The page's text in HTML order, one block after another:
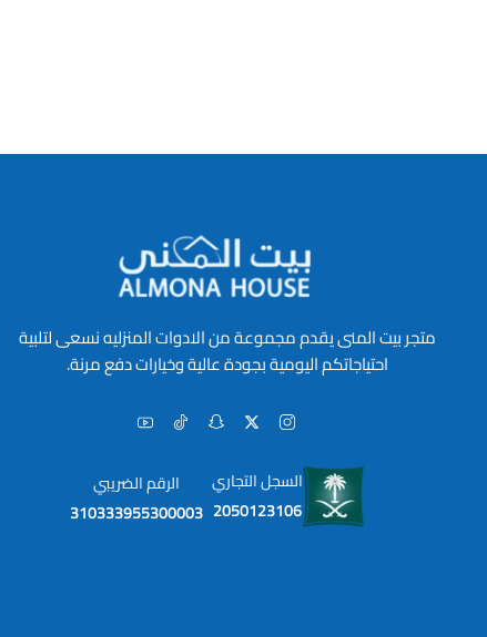
متجر بيت المنى يقدم مجموعة من الادوات المنزليه نسعى لتلبية
احتياجاتكم اليومية بجودة عالية وخيارات دفع مرنة.
السجل التجاري
2050123106
الرقم الضريبي
310333955300003